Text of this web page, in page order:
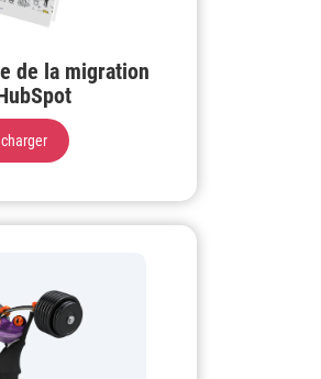
de la migration